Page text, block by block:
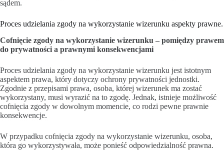
sądem.
Proces udzielania zgody na wykorzystanie wizerunku aspekty prawne.
Cofnięcie zgody na wykorzystanie wizerunku – pomiędzy prawem
do prywatności a prawnymi konsekwencjami
Proces udzielania zgody na wykorzystanie wizerunku jest istotnym
aspektem prawa, który dotyczy ochrony prywatności jednostki.
Zgodnie z przepisami prawa, osoba, której wizerunek ma zostać
wykorzystany, musi wyrazić na to zgodę. Jednak, istnieje możliwość
cofnięcia zgody w dowolnym momencie, co rodzi pewne prawnie
konsekwencje.
W przypadku cofnięcia zgody na wykorzystanie wizerunku, osoba,
która go wykorzystywała, może ponieść odpowiedzialność prawna.